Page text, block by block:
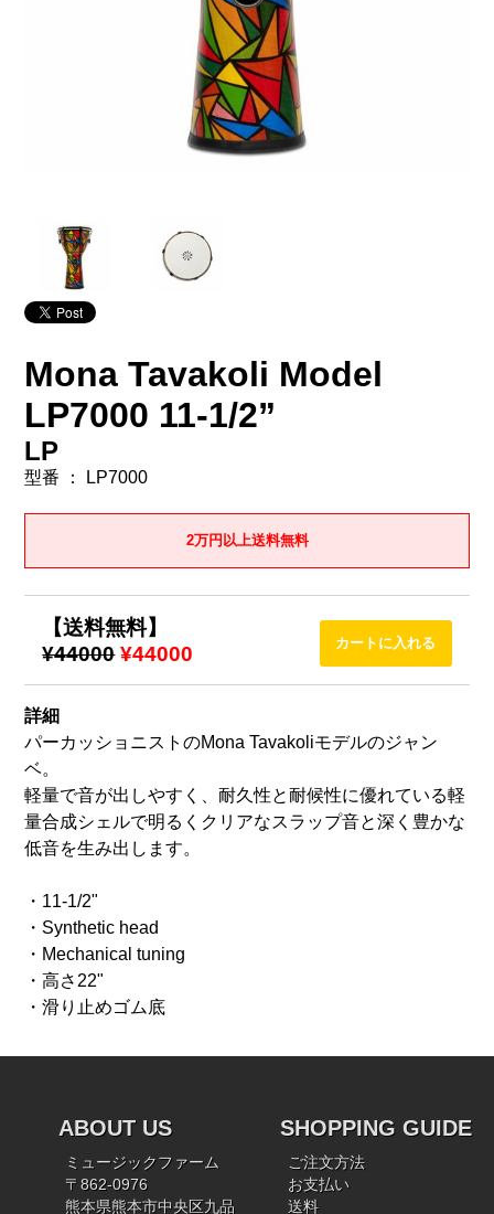
Mona Tavakoli Model
LP7000 11-1/2”
LP
型番 ： LP7000
2万円以上送料無料
【送料無料】
¥44000 ¥44000
詳細
パーカッショニストのMona Tavakoliモデルのジャン
ベ。
軽量で音が出しやすく、耐久性と耐候性に優れている軽
量合成シェルで明るくクリアなスラップ音と深く豊かな
低音を生み出します。
・11-1/2"
・Synthetic head
・Mechanical tuning
・高さ22"
・滑り止めゴム底
ABOUT US
ミュージックファーム
〒862-0976
熊本県熊本市中央区九品
SHOPPING GUIDE
ご注文方法
お支払い
送料